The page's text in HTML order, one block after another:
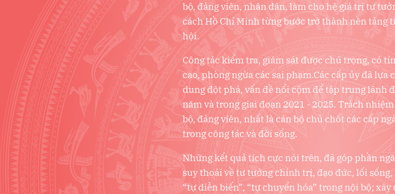
bộ, đảng viên, nhân dân, làm cho hệ giá trị tư
cách Hồ Chí Minh từng bước trở thành nền tảng
hội.
Công tác kiểm tra, giám sát được chú trọng, có
cao, phòng ngừa các sai phạm.Các cấp ủy đã lựa
dung đột phá, vấn đề nổi cộm để tập trung lãnh
năm và trong giai đoạn 2021 - 2025. Trách
bộ, đảng viên, nhất là cán bộ chủ chốt các cấp
trong công tác và đời sống.
Những kết quả tích cực nói trên, đã góp phần
suy thoái về tư tưởng chính trị, đạo đức, lối
“tự diễn biến”, “tự chuyển hóa” trong nội bộ;